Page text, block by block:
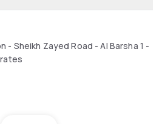
- Sheikh Zayed Road - Al Barsha 1 -